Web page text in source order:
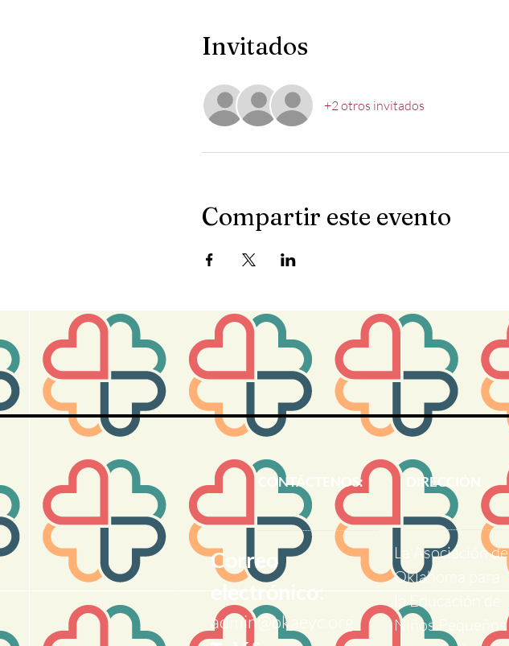
Invitados
+2 otros invitados
Compartir este evento
CONTÁCTENOS: DIRECCIÓN
Correo
electrónico:
admin@okaeyc.org
La Asociación de
Oklahoma para
la Educación de
Niños Pequeños